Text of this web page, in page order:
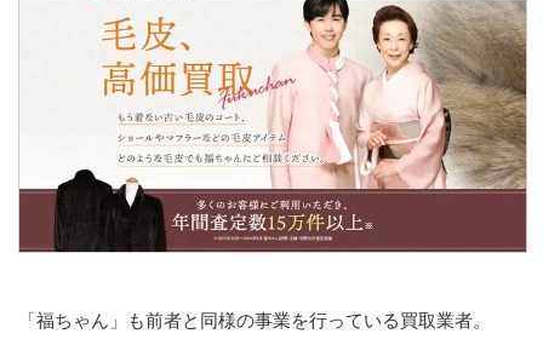
「福ちゃん」も前者と同様の事業を行っている買取業者。